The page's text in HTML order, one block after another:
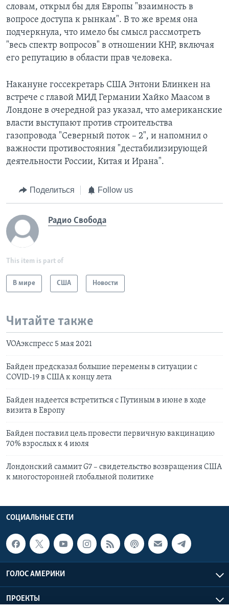
словам, открыл бы для Европы "взаимность в
вопросе доступа к рынкам". В то же время она
подчеркнула, что имело бы смысл рассмотреть
"весь спектр вопросов" в отношении КНР, включая
его репутацию в области прав человека.
Накануне госсекретарь США Энтони Блинкен на
встрече с главой МИД Германии Хайко Маасом в
Лондоне в очередной раз указал, что американские
власти выступают против строительства
газопровода "Северный поток – 2", и напомнил о
важности противостояния "дестабилизирующей
деятельности России, Китая и Ирана".
Поделиться Follow us
Радио Свобода
This item is part of
В мире США Новости
Читайте также
VOAэкспресс 5 мая 2021
Байден предсказал большие перемены в ситуации с
COVID-19 в США к концу лета
Байден надеется встретиться с Путиным в июне в ходе
визита в Европу
Байден поставил цель провести первичную вакцинацию
70% взрослых к 4 июля
Лондонский саммит G7 – свидетельство возвращения США
к многосторонней глобальной политике
СОЦИАЛЬНЫЕ СЕТИ
ГОЛОС АМЕРИКИ
ПРОЕКТЫ